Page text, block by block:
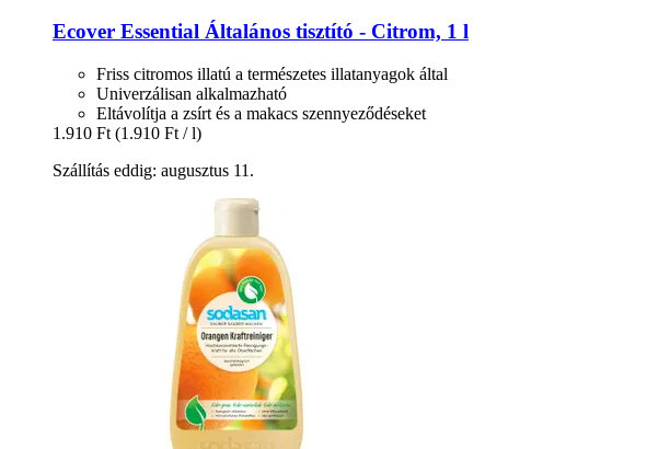
Ecover Essential Általános tisztító -​ Citrom, 1 l
Friss citromos illatú a természetes illatanyagok által
Univerzálisan alkalmazható
Eltávolítja a zsírt és a makacs szennyeződéseket
1.910 Ft (1.910 Ft / l)
Szállítás eddig: augusztus 11.